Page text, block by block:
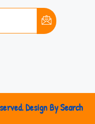
Design By Search